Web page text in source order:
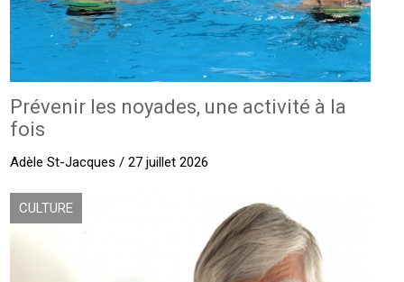
Prévenir les noyades, une activité à la
fois
Adèle St-Jacques / 27 juillet 2026
CULTURE